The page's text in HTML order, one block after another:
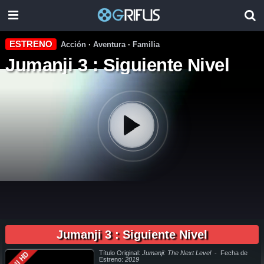
ESTRENO Acción ·Aventura · Familia
Jumanji 3 : Siguiente Nivel
pelicula completa Jumanji 3 : Siguiente Nivel en español latino, pelicula completa Jumanji 3 : Siguiente Nivel audio latino, pelicula completa Jumanji 3 : Siguiente Nivel audio latino online, como ver
completa en español, como ver y descargar Jumanji 3 : Siguiente Nivel pelicula completa en español latino, ver Jumanji 3 : Siguiente Nivel pelicula completa en español, ver Jumanji 3 : Siguiente
Nivel pelicula completa en español latino, Jumanji 3 : Siguiente Nivel pelicula completa audio latino, Jumanji 3 : Siguiente Nivel pelicula completa 2019, Jumanji 3 : Siguiente Nivel pelicula completa
en español, Jumanji 3 : Siguiente Nivel pelicula completa en español latino, trailer Jumanji 3 : Siguiente Nivel, Jumanji 3 : Siguiente Nivel trailer, ver trailer Jumanji 3 : Siguiente Nivel español, trailer
en español Jumanji 3 : Siguiente Nivel, Jumanji 3 : Siguiente Nivel trailer español latino, Jumanji 3 : Siguiente Nivel descargar torrent gratis, descargar pelicula completa Jumanji 3 : Siguiente Nivel
hd, descargar Jumanji 3 : Siguiente Nivel pelicula completa, descargar Jumanji 3 : Siguiente Nivel pelicula completa torrent, descargar Jumanji 3 : Siguiente Nivel pelicula completa utorrent,
Jumanji 3 : Siguiente Nivel descargar pelicula completa hd, descargar pelicula Jumanji 3 : Siguiente Nivel gratis, descargar pelicula Jumanji 3 : Siguiente Nivel completa, en Español, en Español
Latino, en Latino, ver Jumanji 3 : Siguiente Nivel Online, ver gratis Jumanji 3 : Siguiente Nivel online, ver pelicula Jumanji 3 : Siguiente Nivel online, ver Jumanji 3 : Siguiente Nivel online megavideo,
ver pelicula Jumanji 3 : Siguiente Nivel online gratis, ver online Jumanji 3 : Siguiente Nivel, Jumanji 3 : Siguiente Nivel online ver pelicula, ver estreno Jumanji 3 : Siguiente Nivel online, Jumanji 3 :
Siguiente Nivel online ver, Jumanji 3 : Siguiente Nivel ver online, Ver Pelicula Jumanji 3 : Siguiente Nivel Español Latino, Pelicula Jumanji 3 : Siguiente Nivel Latino Online, Pelicula Jumanji 3 :
Siguiente Nivel Español Online, Pelicula Jumanji 3 : Siguiente Nivel Subtitulado,
Jumanji 3 : Siguiente Nivel
Título Original:Jumanji: The Next Level- Fecha de
Estreno:2019